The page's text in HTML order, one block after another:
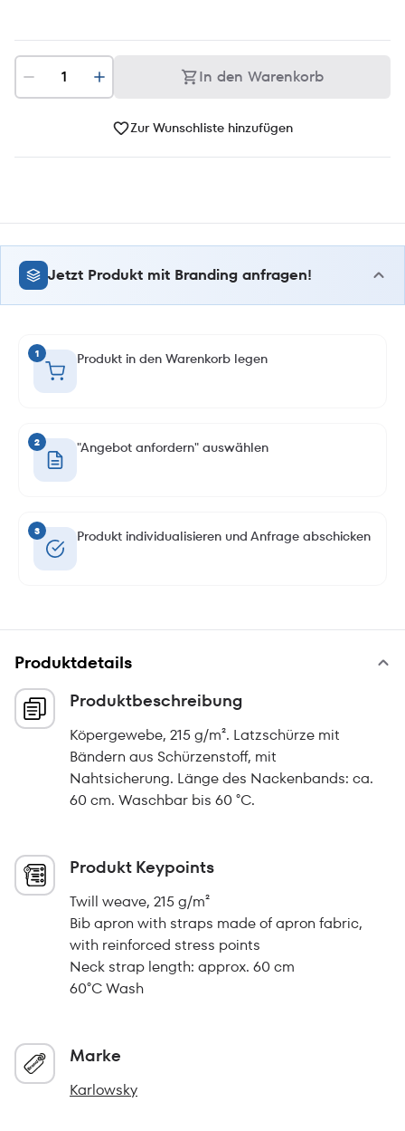
In den Warenkorb
Zur Wunschliste hinzufügen
Jetzt Produkt mit Branding anfragen!
1 Produkt in den Warenkorb legen
2 "Angebot anfordern" auswählen
3 Produkt individualisieren und Anfrage abschicken
Produktdetails
Produktbeschreibung
Köpergewebe, 215 g/m². Latzschürze mit
Bändern aus Schürzenstoff, mit
Nahtsicherung. Länge des Nackenbands: ca.
60 cm. Waschbar bis 60 °C.
Produkt Keypoints
Twill weave, 215 g/m²
Bib apron with straps made of apron fabric,
with reinforced stress points
Neck strap length: approx. 60 cm
60°C Wash
Marke
Karlowsky